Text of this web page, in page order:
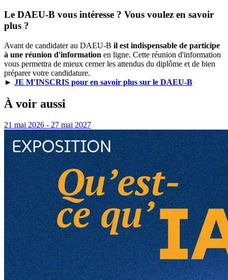
Le DAEU-B vous intéresse ? Vous voulez en savoir
plus ?
Avant de candidater au DAEU-B il est indispensable de participe
à une réunion d'information en ligne. Cette réunion d'information
vous permettra de mieux cerner les attendus du diplôme et de bien
préparer votre candidature.
► JE M'INSCRIS pour en savoir plus sur le DAEU-B
À voir aussi
21 mai 2026 - 27 mai 2027